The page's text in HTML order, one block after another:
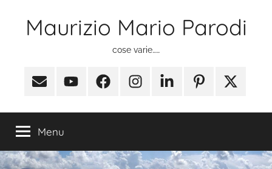
Maurizio Mario Parodi
cose varie……
Email YoutubeFacebookInstagramLinkedinPinterest
X
Twitter)
Menu